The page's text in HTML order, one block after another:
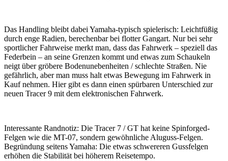
Das Handling bleibt dabei Yamaha-typisch spielerisch: Leichtfüßig
durch enge Radien, berechenbar bei flotter Gangart. Nur bei sehr
sportlicher Fahrweise merkt man, dass das Fahrwerk – speziell das
Federbein – an seine Grenzen kommt und etwas zum Schaukeln
neigt über gröbere Bodenunebenheiten / schlechte Straßen. Nie
gefährlich, aber man muss halt etwas Bewegung im Fahrwerk in
Kauf nehmen. Hier gibt es dann einen spürbaren Unterschied zur
neuen Tracer 9 mit dem elektronischen Fahrwerk.
Interessante Randnotiz: Die Tracer 7 / GT hat keine Spinforged-
Felgen wie die MT-07, sondern gewöhnliche Aluguss-Felgen.
Begründung seitens Yamaha: Die etwas schwereren Gussfelgen
erhöhen die Stabilität bei höherem Reisetempo.